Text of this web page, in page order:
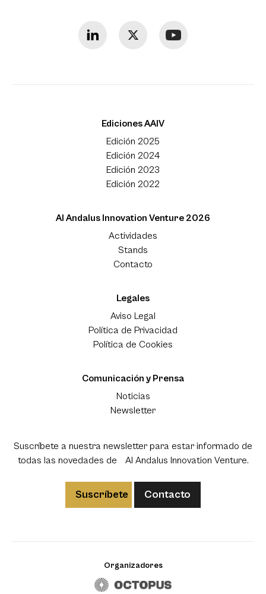
Ediciones AAIV
Edición 2025
Edición 2024
Edición 2023
Edición 2022
Al Andalus Innovation Venture 2026
Actividades
Stands
Contacto
Legales
Aviso Legal
Política de Privacidad
Política de Cookies
Comunicación y Prensa
Noticias
Newsletter
Suscríbete a nuestra newsletter para estar informado de
todas las novedades de Al Andalus Innovation Venture.
Suscríbete Contacto
Organizadores